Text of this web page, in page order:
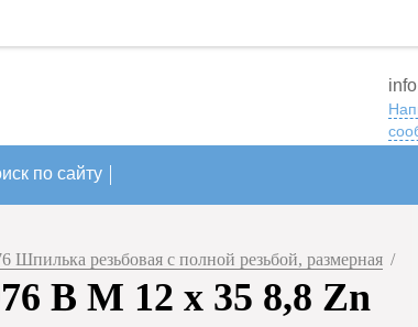
по сайту
Шпилька резьбовая с полной резьбой, размерная /
B M 12 х 35 8,8 Zn